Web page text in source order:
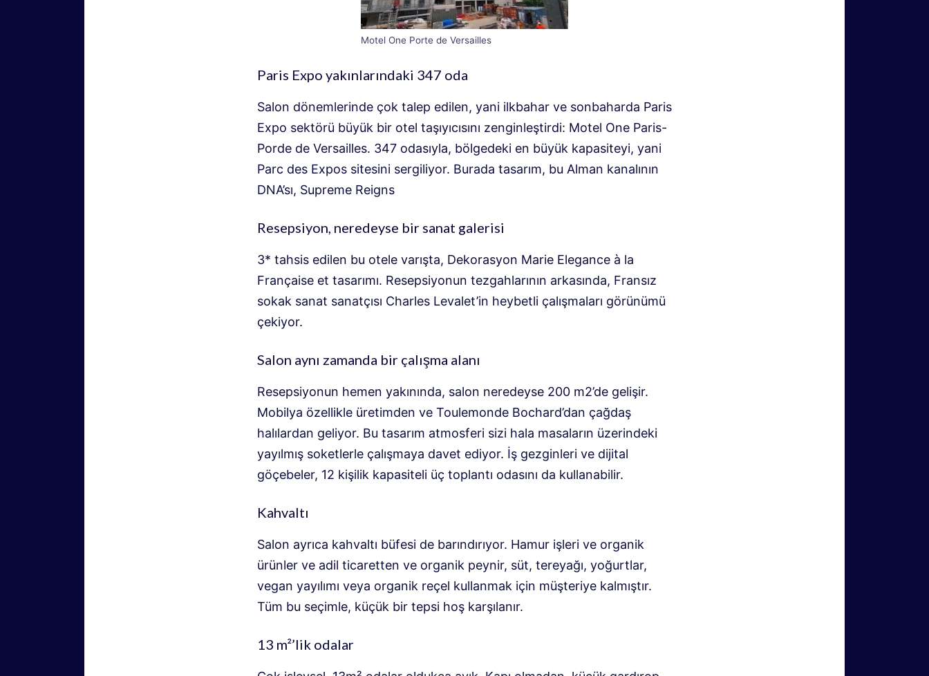
Motel One Porte de Versailles
Paris Expo yakınlarındaki 347 oda
Salon dönemlerinde çok talep edilen, yani ilkbahar ve sonbaharda Paris
Expo sektörü büyük bir otel taşıyıcısını zenginleştirdi: Motel One Paris-
Porde de Versailles. 347 odasıyla, bölgedeki en büyük kapasiteyi, yani
Parc des Expos sitesini sergiliyor. Burada tasarım, bu Alman kanalının
DNA’sı, Supreme Reigns
Resepsiyon, neredeyse bir sanat galerisi
3* tahsis edilen bu otele varışta, Dekorasyon Marie Elegance à la
Française et tasarımı. Resepsiyonun tezgahlarının arkasında, Fransız
sokak sanat sanatçısı Charles Levalet’in heybetli çalışmaları görünümü
çekiyor.
Salon aynı zamanda bir çalışma alanı
Resepsiyonun hemen yakınında, salon neredeyse 200 m2’de gelişir.
Mobilya özellikle üretimden ve Toulemonde Bochard’dan çağdaş
halılardan geliyor. Bu tasarım atmosferi sizi hala masaların üzerindeki
yayılmış soketlerle çalışmaya davet ediyor. İş gezginleri ve dijital
göçebeler, 12 kişilik kapasiteli üç toplantı odasını da kullanabilir.
Kahvaltı
Salon ayrıca kahvaltı büfesi de barındırıyor. Hamur işleri ve organik
ürünler ve adil ticaretten ve organik peynir, süt, tereyağı, yoğurtlar,
vegan yayılımı veya organik reçel kullanmak için müşteriye kalmıştır.
Tüm bu seçimle, küçük bir tepsi hoş karşılanır.
13 m²’lik odalar